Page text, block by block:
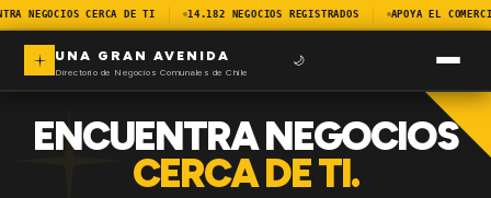
NEGOCIOS CERCA DE TI 14.182 NEGOCIOS REGISTRADOS APOYA EL
UNA GRAN AVENIDA
Directorio de Negocios Comunales de Chile
🌙
ENCUENTRA NEGOCIOS
CERCA DE TI.